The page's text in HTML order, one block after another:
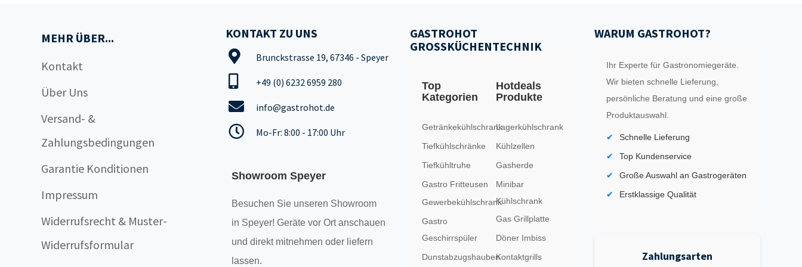
MEHR ÜBER...
Kontakt
Über Uns
Versand- &
Zahlungsbedingungen
Garantie Konditionen
Impressum
Widerrufsrecht & Muster-
Widerrufsformular
KONTAKT ZU UNS
Brunckstrasse 19, 67346 - Speyer
+49 (0) 6232 6959 280
info@gastrohot.de
Mo-Fr: 8:00 - 17:00 Uhr
Showroom Speyer
Besuchen Sie unseren Showroom
in Speyer! Geräte vor Ort anschauen
und direkt mitnehmen oder liefern
lassen.
GASTROHOT
GROSSKÜCHENTECHNIK
Top
Kategorien
Getränkekühlschrank
Tiefkühlschränke
Tiefkühltruhe
Gastro Fritteusen
Gewerbekühlschrank
Gastro
Geschirrspüler
Dunstabzugshauben
Hotdeals
Produkte
Lagerkühlschrank
Kühlzellen
Gasherde
Minibar
Kühlschrank
Gas Grillplatte
Döner Imbiss
Kontaktgrills
WARUM GASTROHOT?
Ihr Experte für Gastronomiegeräte.
Wir bieten schnelle Lieferung,
persönliche Beratung und eine große
Produktauswahl.
Schnelle Lieferung
Top Kundenservice
Große Auswahl an Gastrogeräten
Erstklassige Qualität
Zahlungsarten